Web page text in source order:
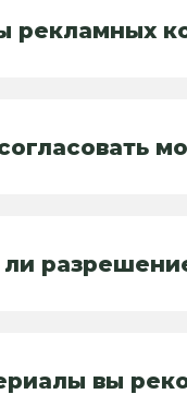
рекламных
ли
вы